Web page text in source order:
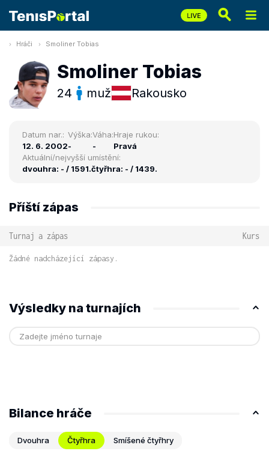
Hráči Smoliner Tobias
Smoliner Tobias
24 muž Rakousko
Datum nar.:
12. 6. 2002
Výška:
-
Váha:
-
Hraje rukou:
Pravá
Aktuální/nejvyšší umístění:
dvouhra: - / 1591.čtyřhra: - / 1439.
Příští zápas
Turnaj a zápas Kurs
Žádné nadcházející zápasy.
Výsledky na turnajích
Bilance hráče
Dvouhra Čtyřhra Smíšené čtyřhry